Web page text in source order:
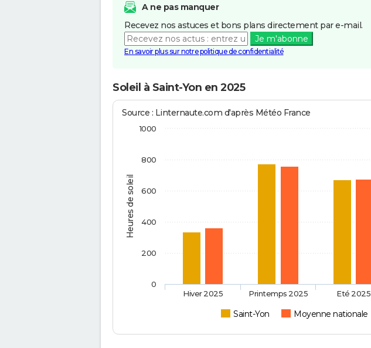
A ne pas manquer
Recevez nos astuces et bons plans directement par e-mail.
Je m'abonne
En savoir plus sur notre politique de confidentialité
Soleil à Saint-Yon en 2025
Heures de soleil
Source : Linternaute.com d'après Météo France
Saint-Yon Moyenne nationale
Hiver 2025 Printemps 2025 Eté 2025
0
200
400
600
800
1000